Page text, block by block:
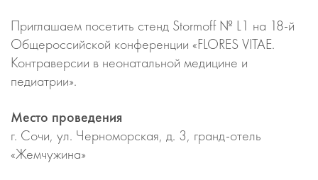
Приглашаем посетить стенд Stormoff № L1 на 18-й
Общероссийской конференции «FLORES VITAE.
Контраверсии в неонатальной медицине и
педиатрии».
Место проведения
г. Сочи, ул. Черноморская, д. 3, гранд-отель
«Жемчужина»